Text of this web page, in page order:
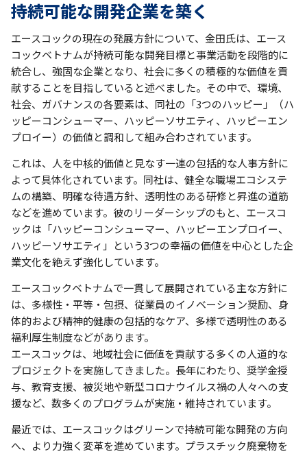
持続可能な開発企業を築く
エースコックの現在の発展方針について、金田氏は、エース
コックベトナムが持続可能な開発目標と事業活動を段階的に
統合し、強固な企業となり、社会に多くの積極的な価値を貢
献することを目指していると述べました。その中で、環境、
社会、ガバナンスの各要素は、同社の「3つのハッピー」（ハ
ッピーコンシューマー、ハッピーソサエティ、ハッピーエン
プロイー）の価値と調和して組み合わされています。
これは、人を中核的価値と見なす一連の包括的な人事方針に
よって具体化されています。同社は、健全な職場エコシステ
ムの構築、明確な待遇方針、透明性のある研修と昇進の道筋
などを進めています。彼のリーダーシップのもと、エースコ
ックは「ハッピーコンシューマー、ハッピーエンプロイー、
ハッピーソサエティ」という3つの幸福の価値を中心とした企
業文化を絶えず強化しています。
エースコックベトナムで一貫して展開されている主な方針に
は、多様性・平等・包摂、従業員のイノベーション奨励、身
体的および精神的健康の包括的なケア、多様で透明性のある
福利厚生制度などがあります。
エースコックは、地域社会に価値を貢献する多くの人道的な
プロジェクトを実施してきました。長年にわたり、奨学金授
与、教育支援、被災地や新型コロナウイルス禍の人々への支
援など、数多くのプログラムが実施・維持されています。
最近では、エースコックはグリーンで持続可能な開発の方向
へ、より力強く変革を進めています。プラスチック廃棄物を